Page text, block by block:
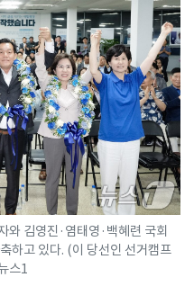
와 김영진·염태영·백혜련 국회
하고 있다. (이 당선인 선거캠프
스1